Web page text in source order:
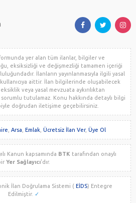
yer alan tüm ilanlar, bilgiler ve
eksiksizliği ve değişmezliği tamamen içeriği
İlanların yayınlanmasıyla ilgili yasal
aittir. İlan bilgilerinde oluşabilecek
veya yasal mevzuata aykırılıktan
tutulamaz. Konu hakkında detaylı bilgi
doğrudan iletişime geçebilirsiniz.
Arsa Emlak Ücretsiz İlan Ver, Üye Ol
Kanun kapsamında BTK tarafından onaylı
Yer Sağlayıcı'dır.
İlan Doğrulama Sistemi ( EİDS) Entegre
Edilmiştir. ✓